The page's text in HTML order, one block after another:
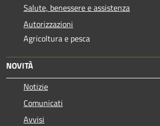
Salute, benessere e assistenza
Autorizzazioni
Agricoltura e pesca
NOVITÀ
Notizie
Comunicati
Avvisi